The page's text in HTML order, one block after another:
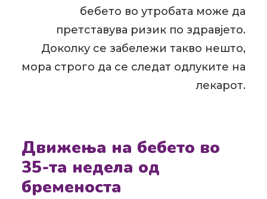
бебето во утробата може да
претставува ризик по здравјето.
Доколку се забележи такво нешто,
мора строго да се следат одлуките на
лекарот.
Движења на бебето во
35-та недела од
бременоста